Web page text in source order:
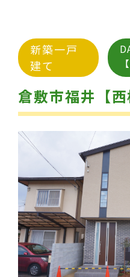
新築一戸
建て
倉敷市福井【西